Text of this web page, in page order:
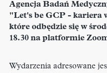
Agencja Badań
"Let's be GCP - kariera
które odbędzie się w
18.30 na platformie
Wydarzenia adresowane